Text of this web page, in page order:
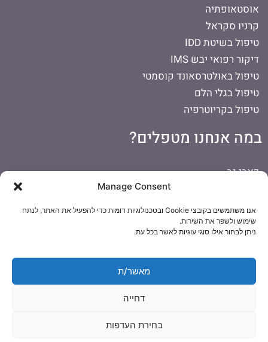
Manage Consent
אנו משתמשים בקובצי Cookie ובטכנולוגיות דומות כדי להפעיל את האתר, לנתח
שימוש ולשפר את השירות.
ניתן לבחור אילו סוגי עוגיות לאשר בכל עת.
מאשר/ת
דחייה
בחירת העדפות
אוסטאופתיה
קרניו סקראל
טיפול בשיטת IDD
דיקור רפואי יבש IMS
טיפול באולטרסאונד קוסמטי
טיפול בגלי הלם
טיפול בקריוטרפיה
במה אנחנו מטפלים?
כאבי גב
כאבי ראש
דורבן ברגל
כאבי צוואר
כאבי ברכיים
טיפול לתינוקות